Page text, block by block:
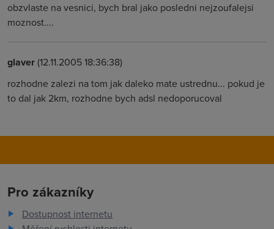
obzvlaste na vesnici, bych bral jako posledni nejzoufalejsi
moznost....
glaver(12.11.2005 18:36:38)
rozhodne zalezi na tom jak daleko mate ustrednu... pokud je
to dal jak 2km, rozhodne bych adsl nedoporucoval
Pro zákazníky
Dostupnost internetu